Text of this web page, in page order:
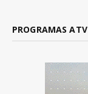
PROGRAMAS ATV